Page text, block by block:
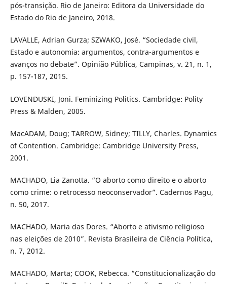
pós-transição. Rio de Janeiro: Editora da Universidade do
Estado do Rio de Janeiro, 2018.
LAVALLE, Adrian Gurza; SZWAKO, José. “Sociedade civil,
Estado e autonomia: argumentos, contra-argumentos e
avanços no debate”. Opinião Pública, Campinas, v. 21, n. 1,
p. 157-187, 2015.
LOVENDUSKI, Joni. Feminizing Politics. Cambridge: Polity
Press & Malden, 2005.
MacADAM, Doug; TARROW, Sidney; TILLY, Charles. Dynamics
of Contention. Cambridge: Cambridge University Press,
2001.
MACHADO, Lia Zanotta. “O aborto como direito e o aborto
como crime: o retrocesso neoconservador”. Cadernos Pagu,
n. 50, 2017.
MACHADO, Maria das Dores. “Aborto e ativismo religioso
nas eleições de 2010”. Revista Brasileira de Ciência Política,
n. 7, 2012.
MACHADO, Marta; COOK, Rebecca. “Constitucionalização do